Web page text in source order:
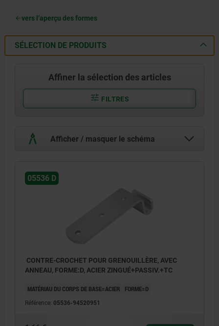
vers l’aperçu des formes
SÉLECTION DE PRODUITS
Affiner la sélection des articles
FILTRES
Afficher / masquer le schéma
05536 D
CONTRE-CROCHET POUR GRENOUILLÈRE, AVEC
ANNEAU, FORME:D, ACIER ZINGUÉ+PASSIV.+TC
MATÉRIAU DU CORPS DE BASE=ACIER FORME=D
Référence: 05536-94520951